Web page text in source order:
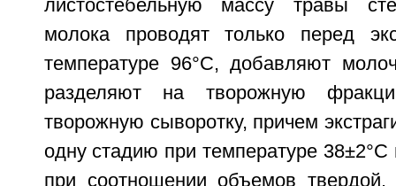
листостебельную массу травы
молока проводят только перед
температуре 96°С, добавляют
разделяют на творожную
творожную сыворотку, причем
одну стадию при температуре
при соотношении объемов твердой,